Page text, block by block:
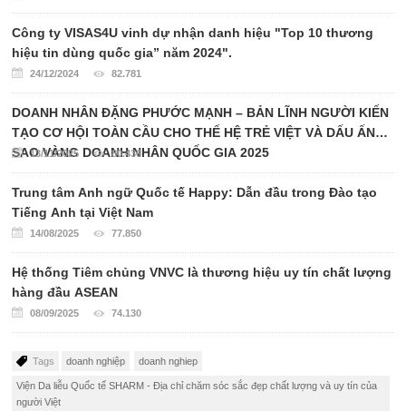
Công ty VISAS4U vinh dự nhận danh hiệu "Top 10 thương
hiệu tin dùng quốc gia” năm 2024".
24/12/2024 82.781
DOANH NHÂN ĐẶNG PHƯỚC MẠNH – BẢN LĨNH NGƯỜI KIẾN
TẠO CƠ HỘI TOÀN CẦU CHO THẾ HỆ TRẺ VIỆT VÀ DẤU ẤN
SAO VÀNG DOANH NHÂN QUỐC GIA 2025
13/11/2025 80.436
Trung tâm Anh ngữ Quốc tế Happy: Dẫn đầu trong Đào tạo
Tiếng Anh tại Việt Nam
14/08/2025 77.850
Hệ thống Tiêm chủng VNVC là thương hiệu uy tín chất lượng
hàng đầu ASEAN
08/09/2025 74.130
Tags doanh nghiệp doanh nghiep
Viện Da liễu Quốc tế SHARM - Địa chỉ chăm sóc sắc đẹp chất lượng và uy tín của
người Việt